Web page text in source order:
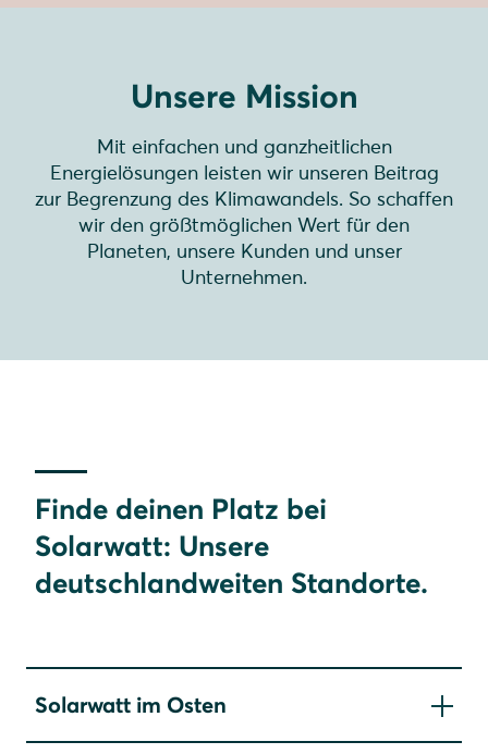
Unsere Mission
Mit einfachen und ganzheitlichen
Energielösungen leisten wir unseren Beitrag
zur Begrenzung des Klimawandels. So schaffen
wir den größtmöglichen Wert für den
Planeten, unsere Kunden und unser
Unternehmen.
Finde deinen Platz bei
Solarwatt: Unsere
deutschlandweiten Standorte.
Solarwatt im Osten